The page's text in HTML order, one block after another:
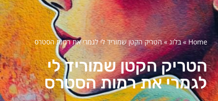
Home
»בלוג»הטריק הקטן שמוריד לי לגמרי את רמות הסטרס
הטריק הקטן שמוריד לי
לגמרי את רמות הסטרס